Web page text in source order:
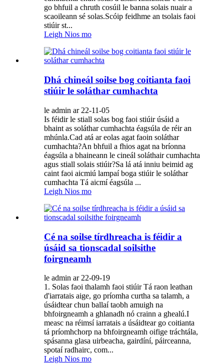
go bhfuil a chruth cosúil le banna solais nuair a
scaoileann sé solas.Scóip feidhme an tsolais faoi
stiúir st...
Leigh Nios mo
Dhá chineál soilse bog coitianta faoi
stiúir le soláthar cumhachta
le admin ar 22-11-05
Is féidir le stiall solas bog faoi stiúir úsáid a
bhaint as soláthar cumhachta éagsúla de réir an
mhúnla.Cad atá ar eolas agat faoin soláthar
cumhachta?An bhfuil a fhios agat na bríonna
éagsúla a bhaineann le cineál soláthair cumhachta
agus stiall solais stiúir?Sa lá atá inniu beimid ag
caint faoi aicmiú lampaí boga stiúir le soláthar
cumhachta Tá aicmí éagsúla ...
Leigh Nios mo
Cé na soilse tírdhreacha is féidir a
úsáid sa tionscadal soilsithe
foirgneamh
le admin ar 22-09-19
1. Solas faoi thalamh faoi stiúir Tá raon leathan
d'iarratais aige, go príomha curtha sa talamh, a
úsáidtear chun ballaí taobh amuigh na
bhfoirgneamh a ghlanadh nó crainn a ghealú.I
measc na réimsí iarratais a úsáidtear go coitianta
tá príomhchorp na bhfoirgneamh oifige tráchtála,
spásanna glasa uirbeacha, gairdíní, páirceanna,
spotaí radhairc, com...
Leigh Nios mo